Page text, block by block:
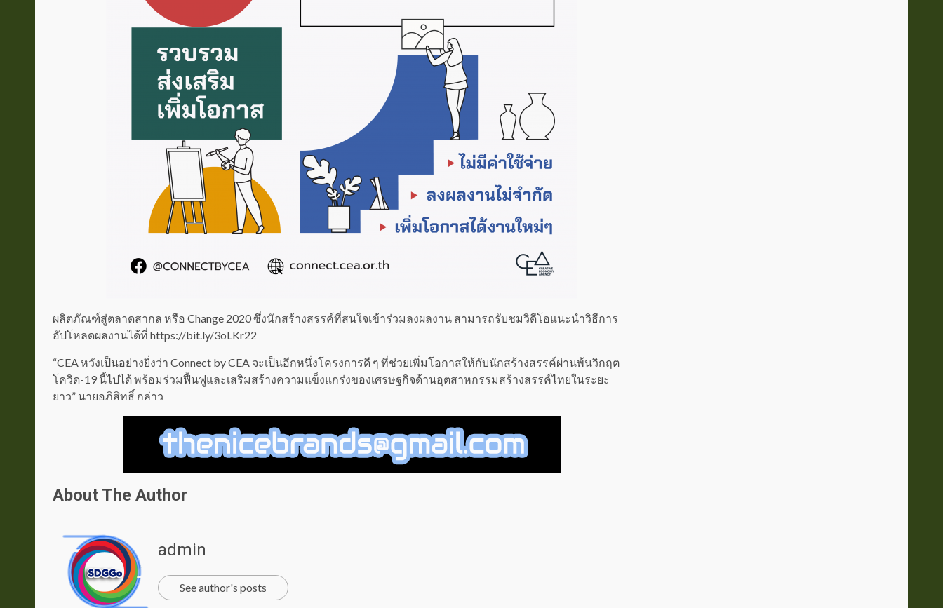
ผลิตภัณฑ์สู่ตลาดสากล หรือ Change 2020 ซึ่งนักสร้างสรรค์ที่สนใจเข้าร่วมลงผลงาน สามารถรับชมวิดีโอแนะนำวิธีการ
อัปโหลดผลงานได้ที่ https://bit.ly/3oLKr22
“CEA หวังเป็นอย่างยิ่งว่า Connect by CEA จะเป็นอีกหนึ่งโครงการดี ๆ ที่ช่วยเพิ่มโอกาสให้กับนักสร้างสรรค์ผ่านพ้นวิกฤต
โควิด-19 นี้ไปได้ พร้อมร่วมฟื้นฟูและเสริมสร้างความแข็งแกร่งของเศรษฐกิจด้านอุตสาหกรรมสร้างสรรค์ไทยในระยะ
ยาว” นายอภิสิทธิ์ กล่าว
About The Author
admin
See author's posts